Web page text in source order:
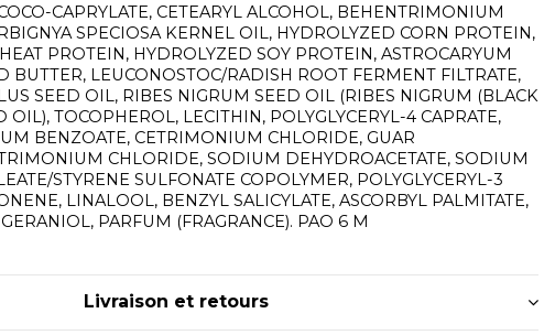
CAPRYLATE, CETEARYL ALCOHOL, BEHENTRIMONIUM
SPECIOSA KERNEL OIL, HYDROLYZED CORN PROTEIN,
PROTEIN, HYDROLYZED SOY PROTEIN, ASTROCARYUM
BUTTER, LEUCONOSTOC/RADISH ROOT FERMENT FILTRATE,
SEED OIL, RIBES NIGRUM SEED OIL (RIBES NIGRUM (BLACK
OIL), TOCOPHEROL, LECITHIN, POLYGLYCERYL-4 CAPRATE,
BENZOATE, CETRIMONIUM CHLORIDE, GUAR
CHLORIDE, SODIUM DEHYDROACETATE, SODIUM
STYRENE SULFONATE COPOLYMER, POLYGLYCERYL-3
LINALOOL, BENZYL SALICYLATE, ASCORBYL PALMITATE,
GERANIOL, PARFUM (FRAGRANCE). PAO 6 M
Livraison et retours